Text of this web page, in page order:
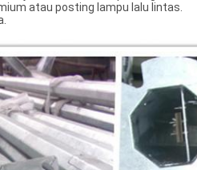
atau posting lampu lalu lintas.